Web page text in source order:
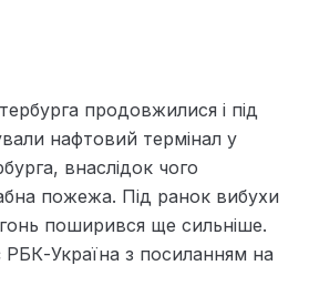
продовжилися і під
нафтовий термінал у
внаслідок чого
пожежа. Під ранок вибухи
поширився ще сильніше.
Україна з посиланням на